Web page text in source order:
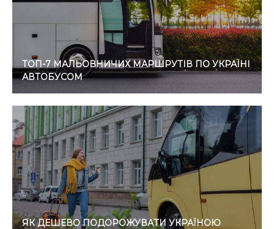
ТОП-7 МАЛЬОВНИЧИХ МАРШРУТІВ ПО УКРАЇНІ
АВТОБУСОМ
ЯК ДЕШЕВО ПОДОРОЖУВАТИ УКРАЇНОЮ